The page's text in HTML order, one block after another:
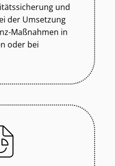
und
der Umsetzung
Maßnahmen in
oder bei